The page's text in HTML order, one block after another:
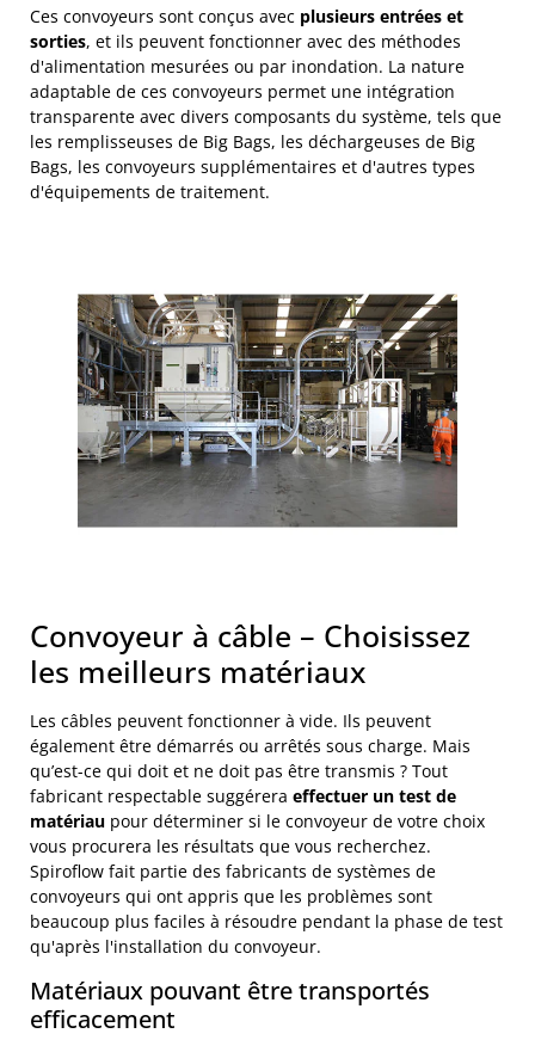
Ces convoyeurs sont conçus avec plusieurs entrées et
sorties, et ils peuvent fonctionner avec des méthodes
d'alimentation mesurées ou par inondation. La nature
adaptable de ces convoyeurs permet une intégration
transparente avec divers composants du système, tels que
les remplisseuses de Big Bags, les déchargeuses de Big
Bags, les convoyeurs supplémentaires et d'autres types
d'équipements de traitement.
Convoyeur à câble – Choisissez
les meilleurs matériaux
Les câbles peuvent fonctionner à vide. Ils peuvent
également être démarrés ou arrêtés sous charge. Mais
qu’est-ce qui doit et ne doit pas être transmis ? Tout
fabricant respectable suggérera effectuer un test de
matériau pour déterminer si le convoyeur de votre choix
vous procurera les résultats que vous recherchez.
Spiroflow fait partie des fabricants de systèmes de
convoyeurs qui ont appris que les problèmes sont
beaucoup plus faciles à résoudre pendant la phase de test
qu'après l'installation du convoyeur.
Matériaux pouvant être transportés
efficacement